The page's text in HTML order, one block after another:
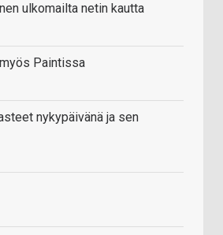
ulkomailta netin kautta
Paintissa
nykypäivänä ja sen